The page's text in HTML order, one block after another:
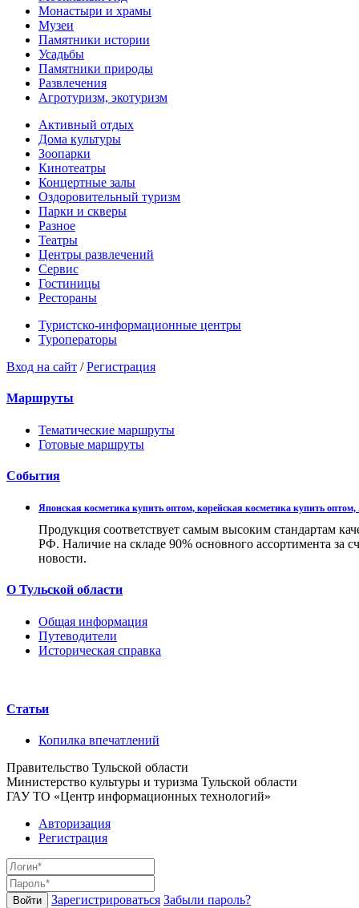
Монастыри и храмы
Музеи
Памятники истории
Усадьбы
Памятники природы
Развлечения
Агротуризм, экотуризм
Активный отдых
Дома культуры
Зоопарки
Кинотеатры
Концертные залы
Оздоровительный туризм
Парки и скверы
Разное
Театры
Центры развлечений
Сервис
Гостиницы
Рестораны
Туристско-информационные центры
Туроператоры
Вход на сайт /Регистрация
Маршруты
Тематические маршруты
Готовые маршруты
События
Японская косметика купить оптом, корейская косметика купить
Продукция соответствует самым высоким стандартам
РФ. Наличие на складе 90% основного ассортимента за
новости.
О Тульской области
Общая информация
Путеводители
Историческая справка
Статьи
Копилка впечатлений
Правительство Тульской области
Министерство культуры и туризма Тульской области
ГАУ ТО «Центр информационных технологий»
Авторизация
Регистрация
Зарегистрироваться Забыли пароль?